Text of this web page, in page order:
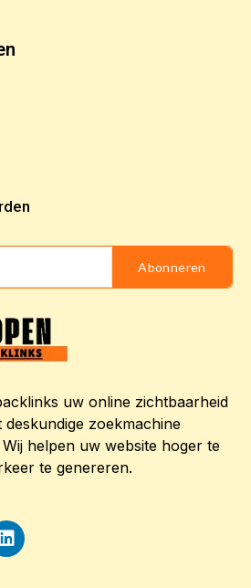
Abonneren
uw online zichtbaarheid
zoekmachine
Wij helpen uw website hoger te
te genereren.